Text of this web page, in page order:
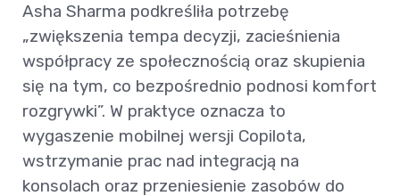
Asha Sharma podkreśliła potrzebę
„zwiększenia tempa decyzji, zacieśnienia
współpracy ze społecznością oraz skupienia
się na tym, co bezpośrednio podnosi komfort
rozgrywki”. W praktyce oznacza to
wygaszenie mobilnej wersji Copilota,
wstrzymanie prac nad integracją na
konsolach oraz przeniesienie zasobów do